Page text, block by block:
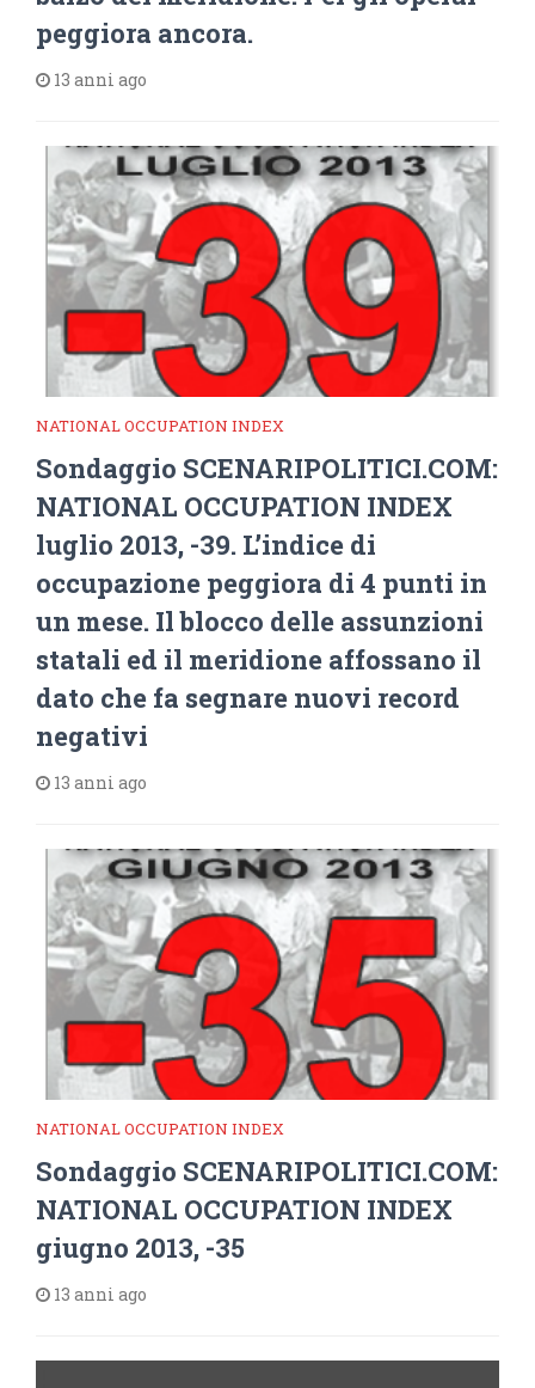
peggiora ancora.
13 anni ago
NATIONAL OCCUPATION INDEX
Sondaggio SCENARIPOLITICI.COM:
NATIONAL OCCUPATION INDEX
luglio 2013, -39. L’indice di
occupazione peggiora di 4 punti in
un mese. Il blocco delle assunzioni
statali ed il meridione affossano il
dato che fa segnare nuovi record
negativi
13 anni ago
NATIONAL OCCUPATION INDEX
Sondaggio SCENARIPOLITICI.COM:
NATIONAL OCCUPATION INDEX
giugno 2013, -35
13 anni ago